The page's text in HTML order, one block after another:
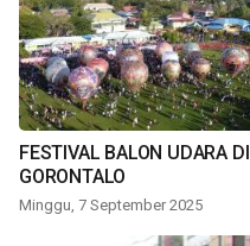
FESTIVAL BALON UDARA DI
GORONTALO
Minggu, 7 September 2025